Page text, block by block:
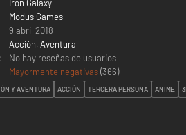
Iron Galaxy
Modus Games
9 abril 2018
Acción, Aventura
No hay reseñas de usuarios
Mayormente negativas(366)
Y AVENTURA ACCIÓN TERCERA PERSONA ANIME